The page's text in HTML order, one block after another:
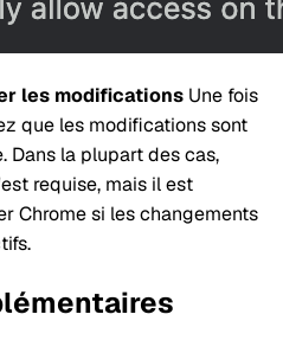
les modifications Une fois
que les modifications sont
Dans la plupart des cas,
requise, mais il est
Chrome si les changements